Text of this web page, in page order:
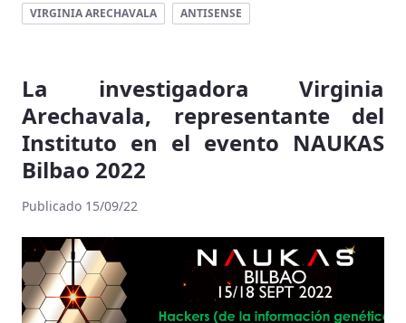
VIRGINIA ARECHAVALA
ANTISENSE
La investigadora Virginia
Arechavala, representante del
Instituto en el evento NAUKAS
Bilbao 2022
Publicado 15/09/22